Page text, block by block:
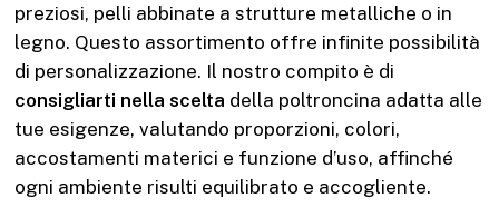
preziosi, pelli abbinate a strutture metalliche o in
legno. Questo assortimento offre infinite possibilità
di personalizzazione. Il nostro compito è di
consigliarti nella scelta della poltroncina adatta alle
tue esigenze, valutando proporzioni, colori,
accostamenti materici e funzione d’uso, affinché
ogni ambiente risulti equilibrato e accogliente.